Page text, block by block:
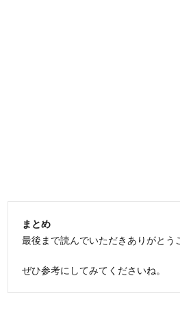
まとめ
最後まで読んでいただきありがとう
ぜひ参考にしてみてくださいね。